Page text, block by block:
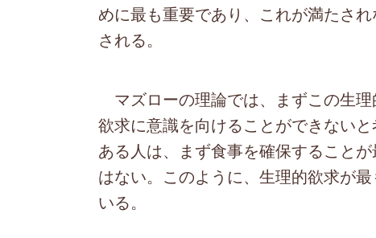
めに最も重要であり、これが満たさ
される。
マズローの理論では、まずこの生
欲求に意識を向けることができない
ある人は、まず食事を確保すること
はない。このように、生理的欲求が
いる。